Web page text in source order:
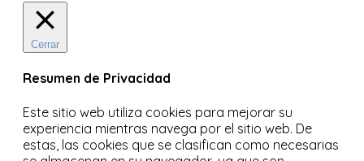
Cerrar
Resumen de Privacidad
Este sitio web utiliza cookies para mejorar su
experiencia mientras navega por el sitio web. De
estas, las cookies que se clasifican como necesarias